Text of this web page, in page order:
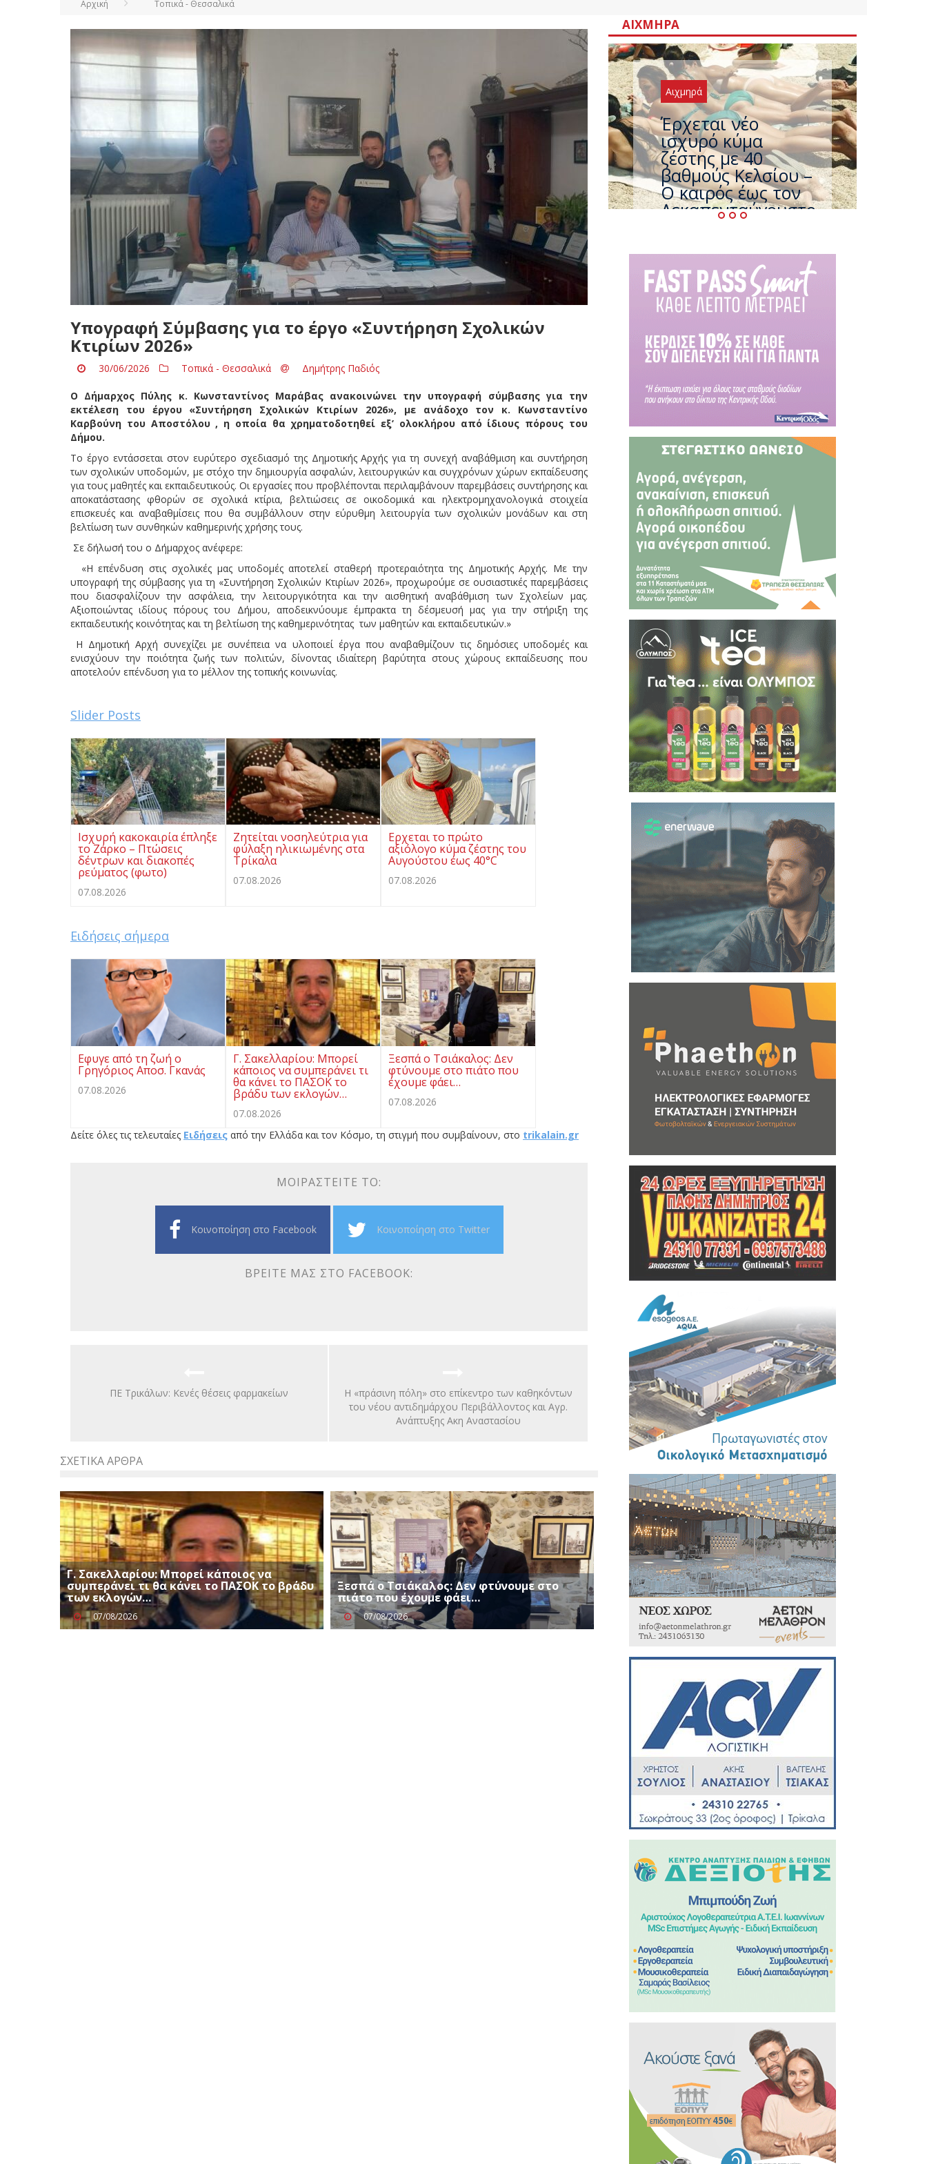
Αρχική Τοπικά - Θεσσαλικά
Υπογραφή Σύμβασης για το έργο «Συντήρηση Σχολικών
Κτιρίων 2026»
30/06/2026 Τοπικά - Θεσσαλικά Δημήτρης Παδιός
Ο Δήμαρχος Πύλης κ. Κωνσταντίνος Μαράβας ανακοινώνει την υπογραφή σύμβασης για την
εκτέλεση του έργου «Συντήρηση Σχολικών Κτιρίων 2026», με ανάδοχο τον κ. Κωνσταντίνο
Καρβούνη του Αποστόλου , η οποία θα χρηματοδοτηθεί εξ’ ολοκλήρου από ίδιους πόρους του
Δήμου.
Το έργο εντάσσεται στον ευρύτερο σχεδιασμό της Δημοτικής Αρχής για τη συνεχή αναβάθμιση και συντήρηση
των σχολικών υποδομών, με στόχο την δημιουργία ασφαλών, λειτουργικών και συγχρόνων χώρων εκπαίδευσης
για τους μαθητές και εκπαιδευτικούς. Οι εργασίες που προβλέπονται περιλαμβάνουν παρεμβάσεις συντήρησης και
αποκατάστασης φθορών σε σχολικά κτίρια, βελτιώσεις σε οικοδομικά και ηλεκτρομηχανολογικά στοιχεία
επισκευές και αναβαθμίσεις που θα συμβάλλουν στην εύρυθμη λειτουργία των σχολικών μονάδων και στη
βελτίωση των συνθηκών καθημερινής χρήσης τους.
Σε δήλωσή του ο Δήμαρχος ανέφερε:
«Η επένδυση στις σχολικές μας υποδομές αποτελεί σταθερή προτεραιότητα της Δημοτικής Αρχής. Με την
υπογραφή της σύμβασης για τη «Συντήρηση Σχολικών Κτιρίων 2026», προχωρούμε σε ουσιαστικές παρεμβάσεις
που διασφαλίζουν την ασφάλεια, την λειτουργικότητα και την αισθητική αναβάθμιση των Σχολείων μας.
Αξιοποιώντας ιδίους πόρους του Δήμου, αποδεικνύουμε έμπρακτα τη δέσμευσή μας για την στήριξη της
εκπαιδευτικής κοινότητας και τη βελτίωση της καθημερινότητας των μαθητών και εκπαιδευτικών.»
Η Δημοτική Αρχή συνεχίζει με συνέπεια να υλοποιεί έργα που αναβαθμίζουν τις δημόσιες υποδομές και
ενισχύουν την ποιότητα ζωής των πολιτών, δίνοντας ιδιαίτερη βαρύτητα στους χώρους εκπαίδευσης που
αποτελούν επένδυση για το μέλλον της τοπικής κοινωνίας.
Slider Posts
Ισχυρή κακοκαιρία έπληξε
το Ζάρκο – Πτώσεις
δέντρων και διακοπές
ρεύματος (φωτο)
07.08.2026
Ζητείται νοσηλεύτρια για
φύλαξη ηλικιωμένης στα
Τρίκαλα
07.08.2026
Ερχεται το πρώτο
αξιόλογο κύμα ζέστης του
Αυγούστου έως 40°C
07.08.2026
Ειδήσεις σήμερα
Eφυγε από τη ζωή ο
Γρηγόριος Αποσ. Γκανάς
07.08.2026
Γ. Σακελλαρίου: Μπορεί
κάποιος να συμπεράνει τι
θα κάνει το ΠΑΣΟΚ το
βράδυ των εκλογών…
07.08.2026
Ξεσπά ο Τσιάκαλος: Δεν
φτύνουμε στο πιάτο που
έχουμε φάει…
07.08.2026
Δείτε όλες τις τελευταίες Ειδήσεις από την Ελλάδα και τον Κόσμο, τη στιγμή που συμβαίνουν, στο trikalain.gr
ΜΟΙΡΑΣΤΕΊΤΕ ΤΟ:
Κοινοποίηση στο Facebook Κοινοποίηση στο Twitter
ΒΡΕΊΤΕ ΜΑΣ ΣΤΟ FACEBOOK:
ΠΕ Τρικάλων: Κενές θέσεις φαρμακείων
Η «πράσινη πόλη» στο επίκεντρο των καθηκόντων
του νέου αντιδημάρχου Περιβάλλοντος και Αγρ.
Ανάπτυξης Ακη Αναστασίου
ΣΧΕΤΙΚΆ ΆΡΘΡΑ
Γ. Σακελλαρίου: Μπορεί κάποιος να
συμπεράνει τι θα κάνει το ΠΑΣΟΚ το βράδυ
των εκλογών…
07/08/2026
Ξεσπά ο Τσιάκαλος: Δεν φτύνουμε στο
πιάτο που έχουμε φάει…
07/08/2026
ΑΙΧΜΗΡΆ
Αιχμηρά
Έρχεται νέο
ισχυρό κύμα
ζέστης με 40
βαθμούς Κελσίου –
Ο καιρός έως τον
Δεκαπενταύγουστο